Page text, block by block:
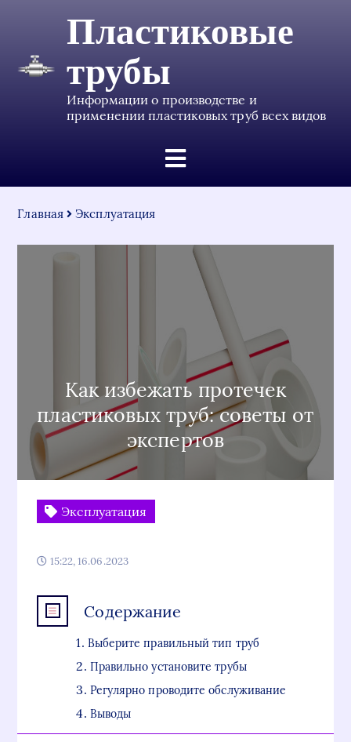
Пластиковые
трубы
Информации о производстве и
применении пластиковых труб всех видов
Главная Эксплуатация
Как избежать протечек
пластиковых труб: советы от
экспертов
Эксплуатация
15:22, 16.06.2023
Содержание
Выберите правильный тип труб
Правильно установите трубы
Регулярно проводите обслуживание
Выводы